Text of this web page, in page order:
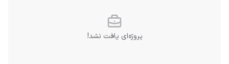
پروژه‌ای یافت نشد!